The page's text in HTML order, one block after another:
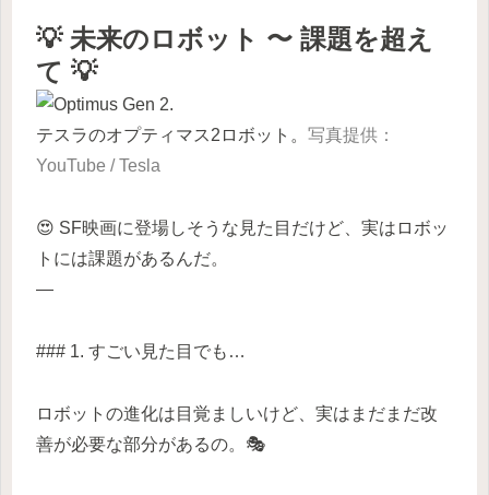
💡 未来のロボット 〜 課題を超え
て 💡
テスラのオプティマス2ロボット。 写真提供：
YouTube / Tesla
😍 SF映画に登場しそうな見た目だけど、実はロボッ
トには課題があるんだ。
—
### 1. すごい見た目でも…
ロボットの進化は目覚ましいけど、実はまだまだ改
善が必要な部分があるの。🎭